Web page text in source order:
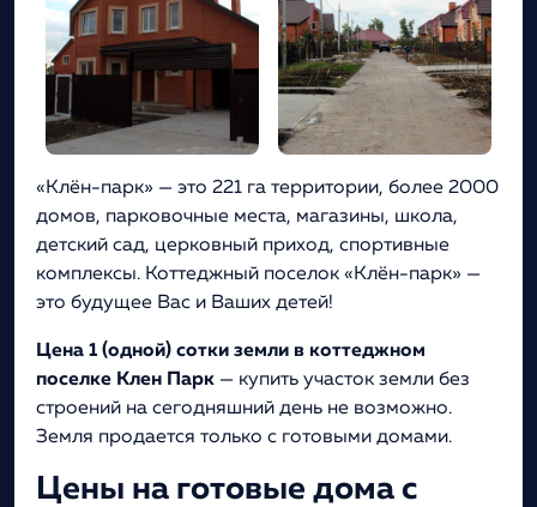
«Клён-парк» — это 221 га территории, более 2000
домов, парковочные места, магазины, школа,
детский сад, церковный приход, спортивные
комплексы. Коттеджный поселок «Клён-парк» —
это будущее Вас и Ваших детей!
Цена 1 (одной) сотки земли в коттеджном
поселке Клен Парк— купить участок земли без
строений на сегодняшний день не возможно.
Земля продается только с готовыми домами.
Цены на готовые дома с